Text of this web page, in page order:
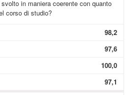
in maniera coerente con quanto
corso di studio?
98,2
97,6
100,0
97,1